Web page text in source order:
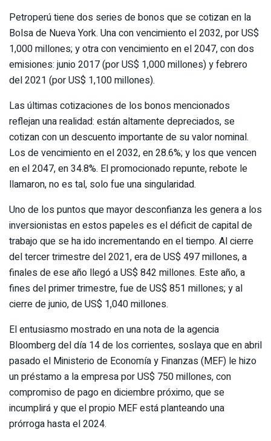
Petroperú tiene dos series de bonos que se cotizan en la
Bolsa de Nueva York. Una con vencimiento el 2032, por US$
1,000 millones; y otra con vencimiento en el 2047, con dos
emisiones: junio 2017 (por US$ 1,000 millones) y febrero
del 2021 (por US$ 1,100 millones).
Las últimas cotizaciones de los bonos mencionados
reflejan una realidad: están altamente depreciados, se
cotizan con un descuento importante de su valor nominal.
Los de vencimiento en el 2032, en 28.6%; y los que vencen
en el 2047, en 34.8%. El promocionado repunte, rebote le
llamaron, no es tal, solo fue una singularidad.
Uno de los puntos que mayor desconfianza les genera a los
inversionistas en estos papeles es el déficit de capital de
trabajo que se ha ido incrementando en el tiempo. Al cierre
del tercer trimestre del 2021, era de US$ 497 millones, a
finales de ese año llegó a US$ 842 millones. Este año, a
fines del primer trimestre, fue de US$ 851 millones; y al
cierre de junio, de US$ 1,040 millones.
El entusiasmo mostrado en una nota de la agencia
Bloomberg del día 14 de los corrientes, soslaya que en abril
pasado el Ministerio de Economía y Finanzas (MEF) le hizo
un préstamo a la empresa por US$ 750 millones, con
compromiso de pago en diciembre próximo, que se
incumplirá y que el propio MEF está planteando una
prórroga hasta el 2024.